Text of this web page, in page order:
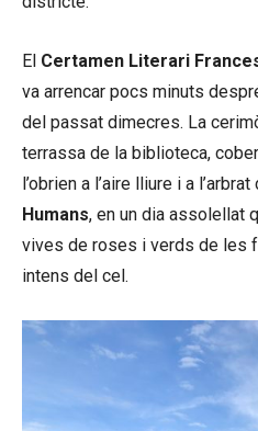
El Certamen Literari
va arrencar pocs minuts
del passat dimecres. La
terrassa de la biblioteca,
l’obrien a l’aire lliure i a l’arbrat
Humans, en un dia assolellat
vives de roses i verds de les
intens del cel.